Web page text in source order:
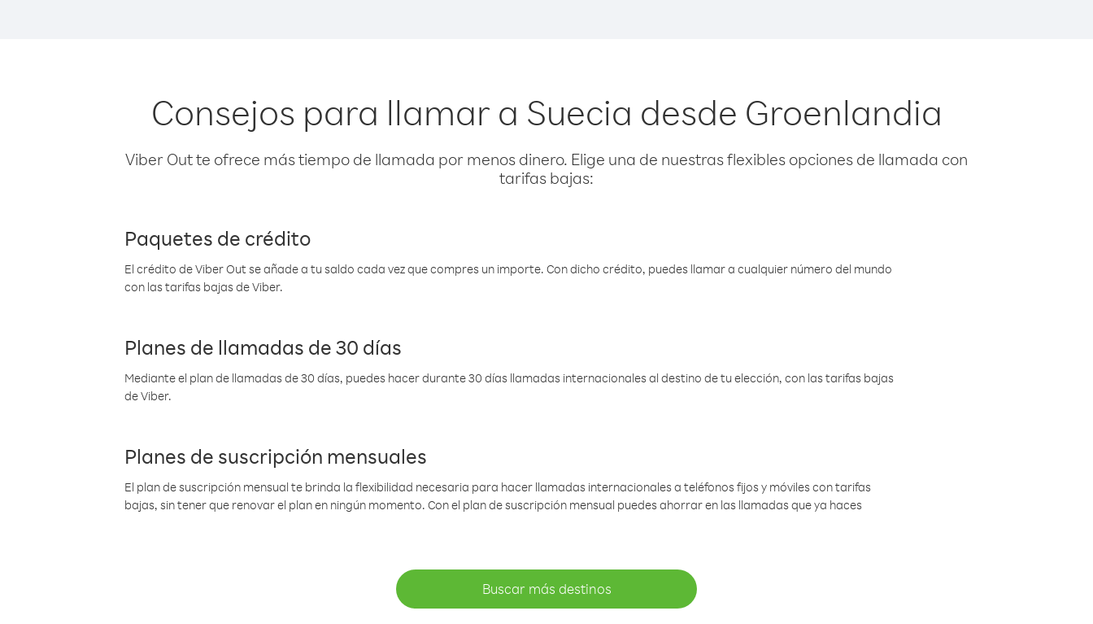
Consejos para llamar a Suecia desde Groenlandia
Viber Out te ofrece más tiempo de llamada por menos dinero. Elige una de nuestras flexibles opciones de llamada con
tarifas bajas:
Paquetes de crédito
El crédito de Viber Out se añade a tu saldo cada vez que compres un importe. Con dicho crédito, puedes llamar a cualquier número del mundo
con las tarifas bajas de Viber.
Planes de llamadas de 30 días
Mediante el plan de llamadas de 30 días, puedes hacer durante 30 días llamadas internacionales al destino de tu elección, con las tarifas bajas
de Viber.
Planes de suscripción mensuales
El plan de suscripción mensual te brinda la flexibilidad necesaria para hacer llamadas internacionales a teléfonos fijos y móviles con tarifas
bajas, sin tener que renovar el plan en ningún momento. Con el plan de suscripción mensual puedes ahorrar en las llamadas que ya haces
Buscar más destinos